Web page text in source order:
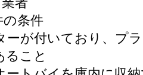
の条件
ーが付いており、プ
ること